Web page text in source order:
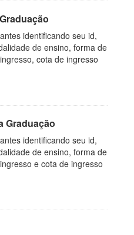
identificando seu id,
de ensino, forma de
cota de ingresso
Graduação
identificando seu id,
de ensino, forma de
e cota de ingresso